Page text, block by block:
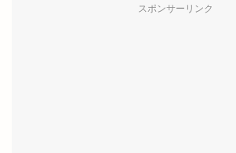
スポンサーリンク